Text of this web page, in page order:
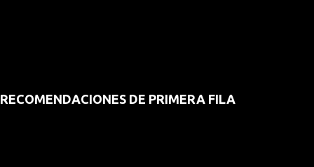
RECOMENDACIONES DE PRIMERA FILA